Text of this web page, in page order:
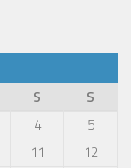
S
S
4
5
11
12